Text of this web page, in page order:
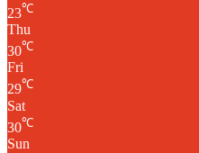
23℃
Thu
30℃
Fri
29℃
Sat
30℃
Sun